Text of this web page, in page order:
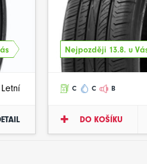
Letní
Nejpozději 13.8. u
C C B
DO KOŠÍKU